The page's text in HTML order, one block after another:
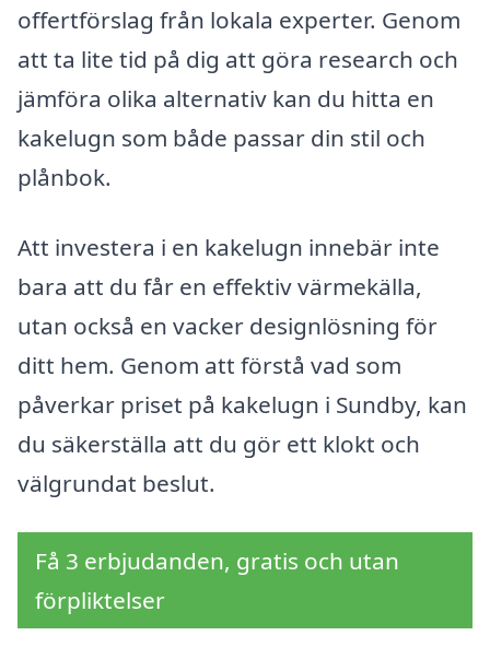
offertförslag från lokala experter. Genom
att ta lite tid på dig att göra research och
jämföra olika alternativ kan du hitta en
kakelugn som både passar din stil och
plånbok.
Att investera i en kakelugn innebär inte
bara att du får en effektiv värmekälla,
utan också en vacker designlösning för
ditt hem. Genom att förstå vad som
påverkar priset på kakelugn i Sundby, kan
du säkerställa att du gör ett klokt och
välgrundat beslut.
Få 3 erbjudanden, gratis och utan
förpliktelser